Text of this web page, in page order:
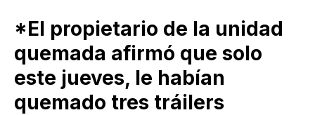
*El propietario de la unidad
quemada afirmó que solo
este jueves, le habían
quemado tres tráilers